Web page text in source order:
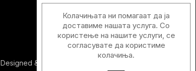
Designed & Developed with
Колачињата ни помагаат да ја
доставиме нашата услуга. Со
користење на нашите услуги, се
согласувате да користиме
колачиња.